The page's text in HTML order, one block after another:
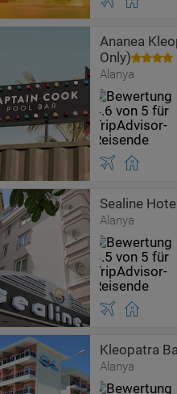
Ananea
Only)
Alanya
Sealine Hotel
Alanya
Kleopatra
Alanya